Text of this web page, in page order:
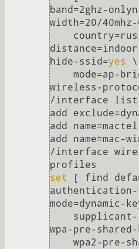
band=2ghz-
width=20/
hide-ssid=yes
\
wireless-
/interface list
add
add name=mactel
add name=mac-
/interface
set
[ find
authentication-
mode=dynamic-
wpa-pre-